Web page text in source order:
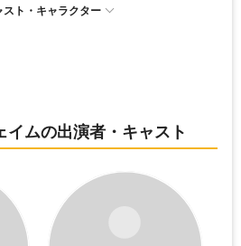
スト・キャラクター
ムの出演者・キャスト